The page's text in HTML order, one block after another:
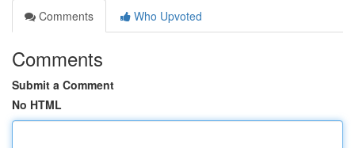
Comments
Who Upvoted
Comments
Submit a Comment
No HTML